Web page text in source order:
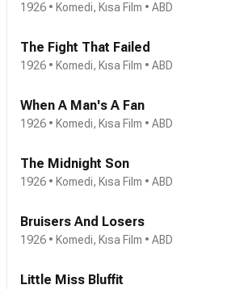
1926 • Komedi, Kısa Film • ABD
The Fight That Failed
1926 • Komedi, Kısa Film • ABD
When A Man's A Fan
1926 • Komedi, Kısa Film • ABD
The Midnight Son
1926 • Komedi, Kısa Film • ABD
Bruisers And Losers
1926 • Komedi, Kısa Film • ABD
Little Miss Bluffit